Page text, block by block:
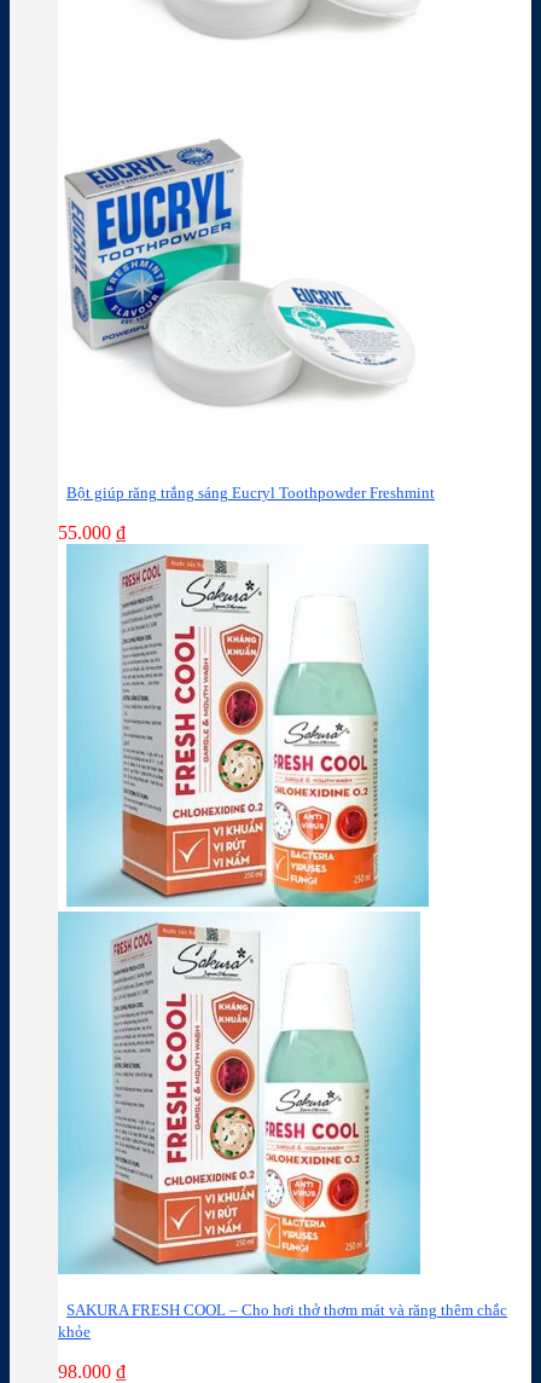
Bột giúp răng trắng sáng Eucryl Toothpowder Freshmint
55.000 ₫
SAKURA FRESH COOL – Cho hơi thở thơm mát và răng thêm chắc
khỏe
98.000 ₫